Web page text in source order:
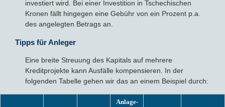
investiert wird. Bei einer Investition in Tschechischen
Kronen fällt hingegen eine Gebühr von ein Prozent p.a.
des angelegten Betrags an.
Tipps für Anleger
Eine breite Streuung des Kapitals auf mehrere
Kreditprojekte kann Ausfälle kompensieren. In der
folgenden Tabelle gehen wir das an einem Beispiel durch:
Anlage­